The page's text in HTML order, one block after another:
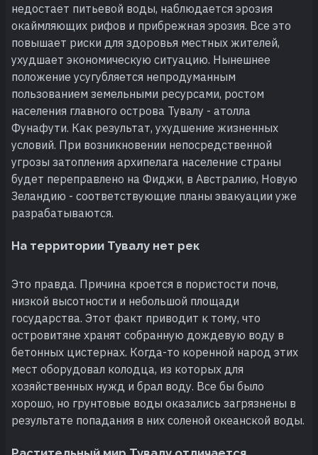
недостает питьевой воды, наблюдается эрозия
окаймляющих рифов и прибрежная эрозия. Все это
повышает риски для здоровья местных жителей,
ухудшает экономическую ситуацию. Нынешнее
положение усугубляется непродуманным
пользованием земельными ресурсами, ростом
населения главного острова Тувалу - атолла
Фунафути. Как результат, ухудшение жизненных
условий. При возникновении непосредственной
угрозы затопления архипелага население страны
будет переправлено на Фиджи, в Австралию, Новую
Зеландию - соответствующие планы эвакуации уже
разрабатываются.
На территории Тувалу нет рек
Это правда. Причина кроется в пористости почв,
низкой высотности и небольшой площади
государства. Этот факт приводит к тому, что
островитяне хранят собранную дождевую воду в
бетонных цистернах. Когда-то коренной народ этих
мест оборудовал колодца, из которых для
хозяйственных нужд и брал воду. Все бы было
хорошо, но грунтовые воды оказались загрязнены в
результате попадания в них соленой океанской воды.